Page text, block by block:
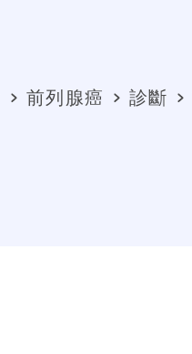
前列腺癌 診斷